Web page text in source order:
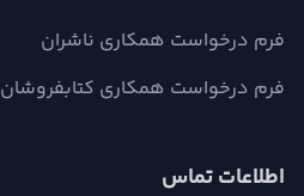
فرم درخواست همکاری ناشران
فرم درخواست همکاری کتابفروشان
اطلاعات تماس